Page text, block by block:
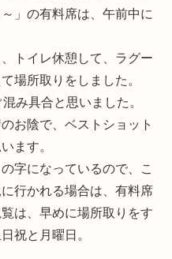
」の有料席は、午前中に
トイレ休憩して、ラグー
場所取りをしました。
み具合と思いました。
お陰で、ベストショット
ます。
字になっているので、こ
行かれる場合は、有料席
は、早めに場所取りをす
祝と月曜日。